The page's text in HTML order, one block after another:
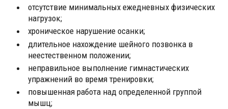
отсутствие минимальных ежедневных физических
нагрузок;
хроническое нарушение осанки;
длительное нахождение шейного позвонка в
неестественном положении;
неправильное выполнение гимнастических
упражнений во время тренировки;
повышенная работа над определенной группой
мышц;